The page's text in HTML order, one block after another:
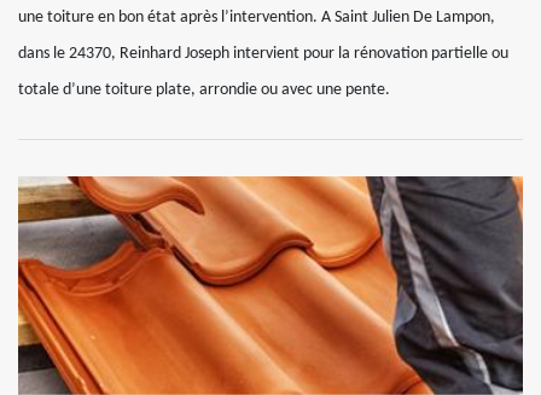
une toiture en bon état après l’intervention. A Saint Julien De Lampon,
dans le 24370, Reinhard Joseph intervient pour la rénovation partielle ou
totale d’une toiture plate, arrondie ou avec une pente.